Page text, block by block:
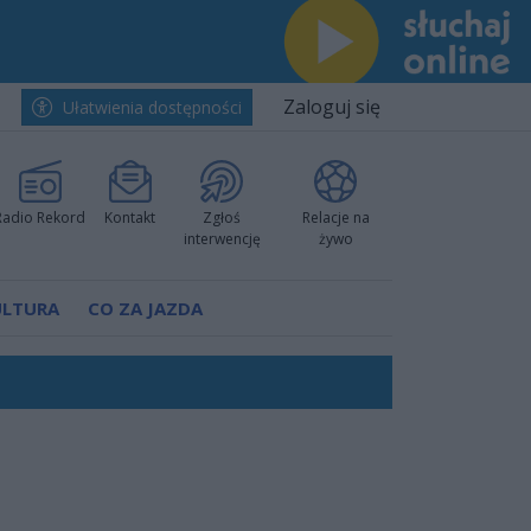
Ułatwienia dostępności Zaloguj się
Rekord Kontakt
Zgłoś
interwencję
Relacje na
żywo
CO ZA JAZDA
i pewnie wygrali przy Struga
w Ustce!
prokuratury